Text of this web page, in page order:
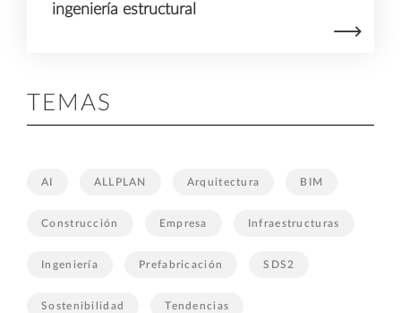
ingeniería estructural
TEMAS
AI ALLPLAN Arquitectura BIM
Construcción Empresa Infraestructuras
Ingeniería Prefabricación SDS2
Sostenibilidad Tendencias